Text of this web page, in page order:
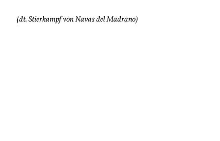
(dt. Stierkampf von Navas del Madrano)